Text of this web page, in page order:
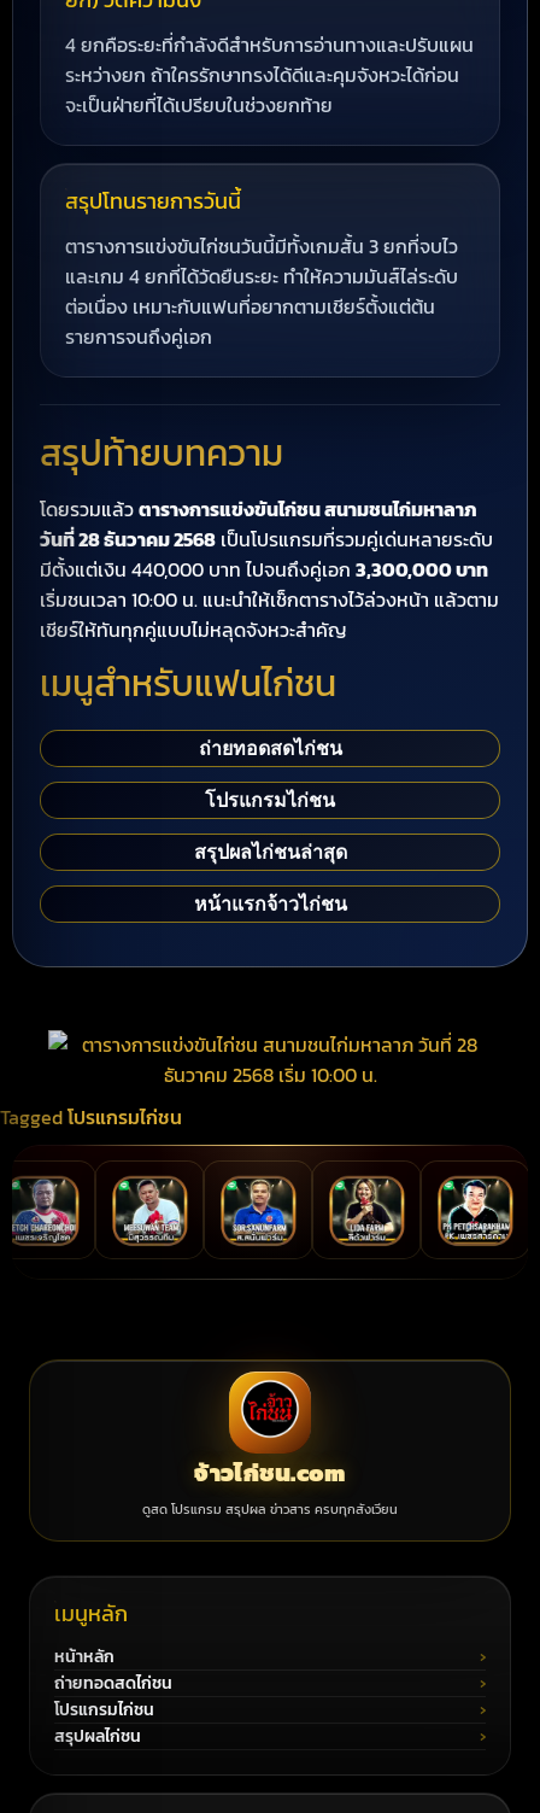
4 ยกคือระยะที่กำลังดีสำหรับการอ่านทางและปรับแผน
ระหว่างยก ถ้าใครรักษาทรงได้ดีและคุมจังหวะได้ก่อน
จะเป็นฝ่ายที่ได้เปรียบในช่วงยกท้าย
สรุปโทนรายการวันนี้
ตารางการแข่งขันไก่ชนวันนี้มีทั้งเกมสั้น 3 ยกที่จบไว
และเกม 4 ยกที่ได้วัดยืนระยะ ทำให้ความมันส์ไล่ระดับ
ต่อเนื่อง เหมาะกับแฟนที่อยากตามเชียร์ตั้งแต่ต้น
รายการจนถึงคู่เอก
สรุปท้ายบทความ
โดยรวมแล้วตารางการแข่งขันไก่ชน สนามชนไก่มหาลาภ
วันที่ 28 ธันวาคม 2568 เป็นโปรแกรมที่รวมคู่เด่นหลายระดับ
มีตั้งแต่เงิน 440,000 บาท ไปจนถึงคู่เอก 3,300,000 บาท
เริ่มชนเวลา 10:00 น. แนะนำให้เช็กตารางไว้ล่วงหน้า แล้วตาม
เชียร์ให้ทันทุกคู่แบบไม่หลุดจังหวะสำคัญ
เมนูสำหรับแฟนไก่ชน
ถ่ายทอดสดไก่ชน
โปรแกรมไก่ชน
สรุปผลไก่ชนล่าสุด
หน้าแรกจ้าวไก่ชน
Taggedโปรแกรมไก่ชน
จ้าวไก่ชน.com
ดูสด โปรแกรม สรุปผล ข่าวสาร ครบทุกสังเวียน
เมนูหลัก
หน้าหลัก
ถ่ายทอดสดไก่ชน
โปรแกรมไก่ชน
สรุปผลไก่ชน